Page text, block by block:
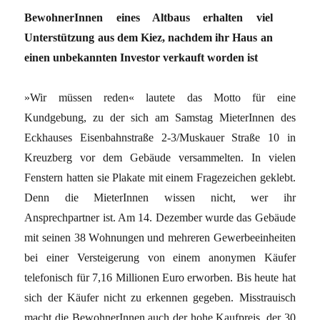
BewohnerInnen eines Altbaus erhalten viel
Unterstützung aus dem Kiez, nachdem ihr Haus an
einen unbekannten Investor verkauft worden ist
»Wir müssen reden« lautete das Motto für eine
Kundgebung, zu der sich am Samstag MieterInnen des
Eckhauses Eisenbahnstraße 2-3/Muskauer Straße 10 in
Kreuzberg vor dem Gebäude versammelten. In vielen
Fenstern hatten sie Plakate mit einem Fragezeichen geklebt.
Denn die MieterInnen wissen nicht, wer ihr
Ansprechpartner ist. Am 14. Dezember wurde das Gebäude
mit seinen 38 Wohnungen und mehreren Gewerbeeinheiten
bei einer Versteigerung von einem anonymen Käufer
telefonisch für 7,16 Millionen Euro erworben. Bis heute hat
sich der Käufer nicht zu erkennen gegeben. Misstrauisch
macht die BewohnerInnen auch der hohe Kaufpreis, der 30